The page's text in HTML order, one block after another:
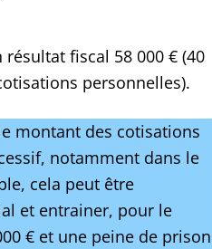
fiscal 58 000 € (40
personnelles).
montant des cotisations
notamment dans le
cela peut être
et entrainer, pour le
€ et une peine de prison